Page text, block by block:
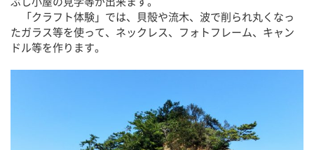
「クラフト体験」では、貝殻や流木、波で削られ丸くなっ
たガラス等を使って、ネックレス、フォトフレーム、キャン
ドル等を作ります。